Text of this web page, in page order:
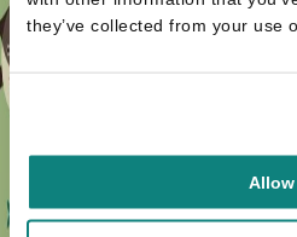
they’ve collected from your use
Allow